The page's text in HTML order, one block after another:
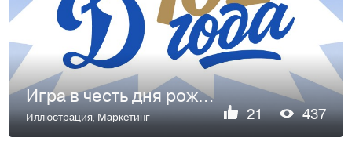
Игра в честь дня рождения ФК «ДИНАМО»
Иллюстрация,Маркетинг 21 437